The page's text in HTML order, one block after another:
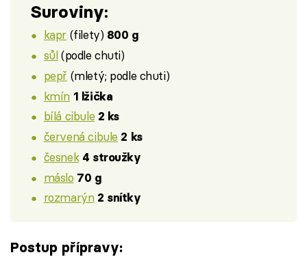
Suroviny:
kapr (filety) 800 g
sůl(podle chuti)
pepř (mletý; podle chuti)
kmín 1 lžička
bílá cibule 2 ks
červená cibule 2 ks
česnek 4 stroužky
máslo 70 g
rozmarýn 2 snítky
Postup přípravy: